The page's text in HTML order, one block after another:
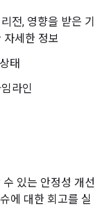
전, 영향을 받은 기
자세한 정보
태
라인
있는 안정성 개선
에 대한 회고를 실